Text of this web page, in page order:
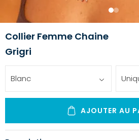
1 2
Collier Femme Chaine
Grigri
Blanc
AJOUTER AU